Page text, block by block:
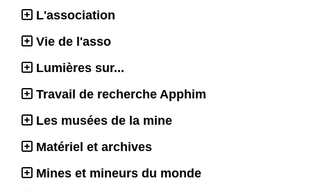
L'association
Vie de l'asso
Lumières sur...
Travail de recherche Apphim
Les musées de la mine
Matériel et archives
Mines et mineurs du monde